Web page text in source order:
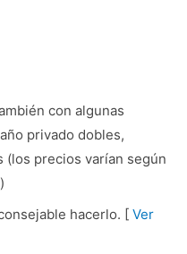
con algunas
privado dobles,
(los precios varían según
hacerlo. [ Ver